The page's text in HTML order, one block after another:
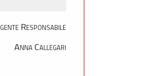
Responsabile
Anna Callegari